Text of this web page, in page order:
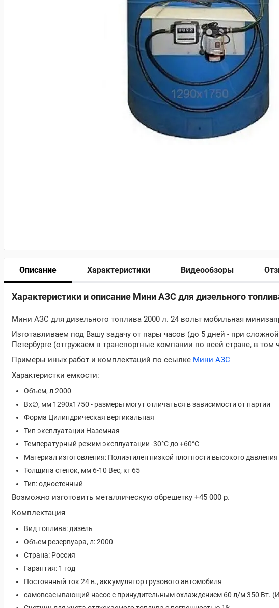
Описание Характеристики Видеообзоры
Характеристики и описание Мини АЗС для дизельного
Мини АЗС для дизельного топлива 2000 л. 24 вольт мобильная
Изготавливаем под Вашу задачу от пары часов (до 5 дней - при
Петербурге (отгружаем в транспортные компании по всей стране, в
Примеры иных работ и комплектаций по ссылке Мини АЗС
Характеристки емкости:
Объем, л 2000
Вx∅, мм 1290х1750 - размеры могут отличаться в зависимости от партии
Форма Цилиндрическая вертикальная
Тип эксплуатации Наземная
Температурный режим эксплуатации -30°C до +60°C
Материал изготовления: Полиэтилен низкой плотности высокого давления
Толщина стенок, мм 6-10 Вес, кг 65
Тип: одностенный
Возможно изготовить металлическую обрешетку +45 000 р.
Комплектация
Вид топлива: дизель
Объем резервуара, л: 2000
Страна: Россия
Гарантия: 1 год
Постоянный ток 24 в., аккумулятор грузового автомобиля
самовсасывающий насос с принудительным охлаждением 60 л/м 350 Вт.